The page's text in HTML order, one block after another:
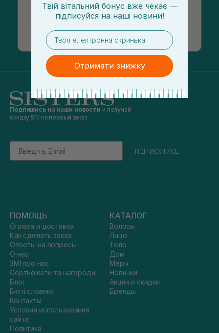
Подпишись на наши новости и получай
скидку 5% на первый заказ
Email
підписатись
ПОМОЩЬ
Оплата и доставка
Как сделать заказ
Ответы на вопросы
О нас
ЗМІ про нас
Сертифікати та нагороди
Блог
Бюті словник
Контакты
Условия использования
сайта
Политика
КАТАЛОГ
Волосы
Лицо
Тело
Дом
Мерч
Новинки
Акции и скидки
Бренды
Твій вітальний бонус вже чекає —
підписуйся на наші новини!
email
Отримати знижку